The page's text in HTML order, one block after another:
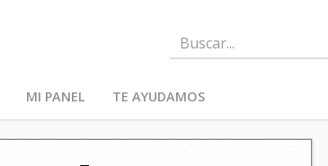
MI PANEL TE AYUDAMOS